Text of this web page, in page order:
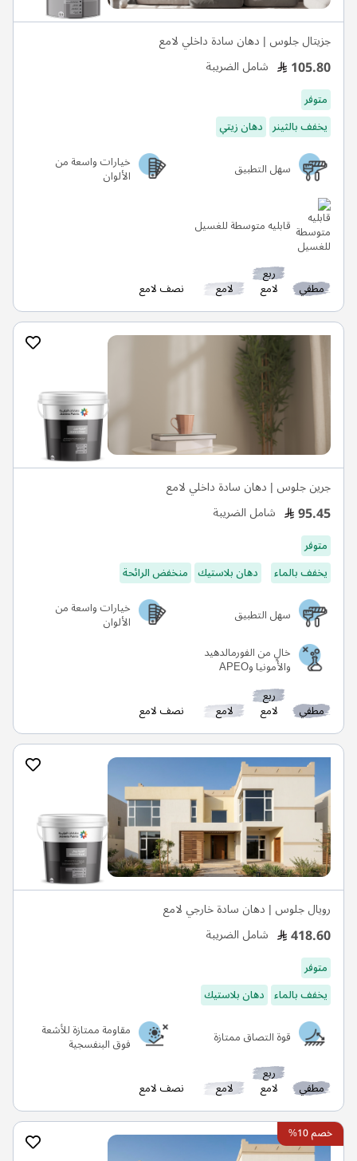
جزيتال جلوس | دهان سادة داخلي لامع
105.80 شامل الضريبة
متوفر
يخفف بالثينر دهان زيتي
سهل التطبيق
خيارات واسعة من
الألوان
قابليه متوسطة للغسيل
مطفي
ربع
لامع لامع نصف لامع
جرين جلوس | دهان سادة داخلي لامع
95.45 شامل الضريبة
متوفر
يخفف بالماء
دهان بلاستيك منخفض الرائحة
سهل التطبيق
خيارات واسعة من
الألوان
خالٍ من الفورمالدهيد
والأمونيا وAPEO
مطفي
ربع
لامع لامع نصف لامع
رويال جلوس | دهان سادة خارجي لامع
418.60 شامل الضريبة
متوفر
يخفف بالماء دهان بلاستيك
قوة التصاق ممتازة
مقاومة ممتازة للأشعة
فوق البنفسجية
مطفي
ربع
لامع لامع نصف لامع
خصم 10%